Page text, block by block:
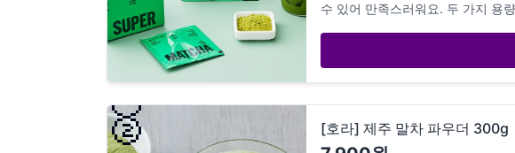
수 있어 만족스러워요. 두 가지 용
🥈 [호라] 제주 말차 파우더 300g